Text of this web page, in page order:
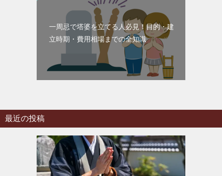
一周忌で塔婆を立てる人必見！目的・建
立時期・費用相場までの全知識
最近の投稿